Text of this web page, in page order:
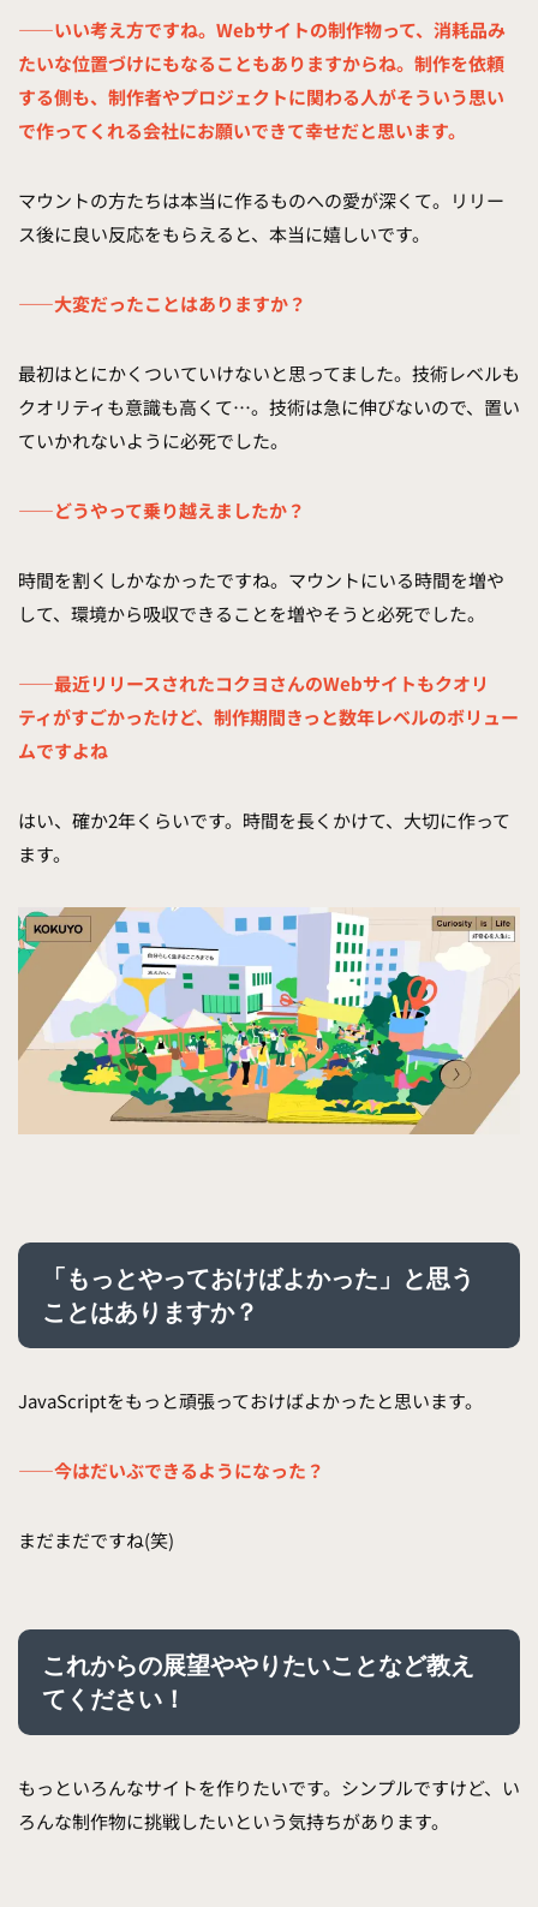
——いい考え方ですね。Webサイトの制作物って、消耗品み
たいな位置づけにもなることもありますからね。制作を依頼
する側も、制作者やプロジェクトに関わる人がそういう思い
で作ってくれる会社にお願いできて幸せだと思います。
マウントの方たちは本当に作るものへの愛が深くて。リリー
ス後に良い反応をもらえると、本当に嬉しいです。
——大変だったことはありますか？
最初はとにかくついていけないと思ってました。技術レベルも
クオリティも意識も高くて…。技術は急に伸びないので、置い
ていかれないように必死でした。
——どうやって乗り越えましたか？
時間を割くしかなかったですね。マウントにいる時間を増や
して、環境から吸収できることを増やそうと必死でした。
——最近リリースされたコクヨさんのWebサイトもクオリ
ティがすごかったけど、制作期間きっと数年レベルのボリュー
ムですよね
はい、確か2年くらいです。時間を長くかけて、大切に作って
ます。
「もっとやっておけばよかった」と思う
ことはありますか？
JavaScriptをもっと頑張っておけばよかったと思います。
——今はだいぶできるようになった？
まだまだですね(笑)
これからの展望ややりたいことなど教え
てください！
もっといろんなサイトを作りたいです。シンプルですけど、い
ろんな制作物に挑戦したいという気持ちがあります。